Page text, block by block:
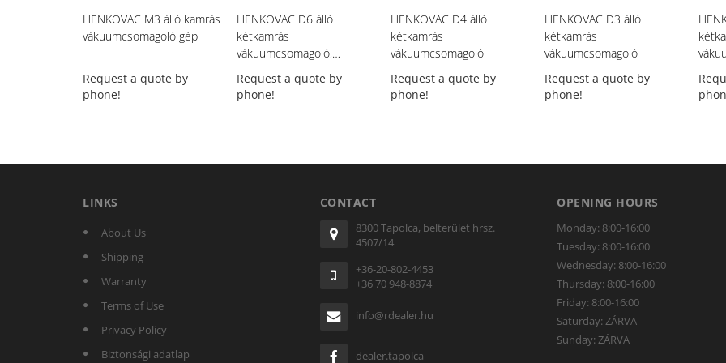
HENKOVAC M3 álló kamrás
vákuumcsomagoló gép
Request a quote by
phone!
HENKOVAC D6 álló
kétkamrás
vákuumcsomagoló,
Request a quote by
phone!
HENKOVAC D4 álló
kétkamrás
vákuumcsomagoló
Request a quote by
phone!
HENKOVAC D3 álló
kétkamrás
vákuumcsomagoló
Request a quote by
phone!
LINKS
About Us
Shipping
Warranty
Terms of Use
Privacy Policy
Biztonsági adatlap
CONTACT
8300 Tapolca, belterület hrsz.
4507/14
+36-20-802-4453
+36 70 948-8874
info@rdealer.hu
dealer.tapolca
OPENING HOURS
Monday: 8:00-16:00
Tuesday: 8:00-16:00
Wednesday: 8:00-16:00
Thursday: 8:00-16:00
Friday: 8:00-16:00
Saturday: ZÁRVA
Sunday: ZÁRVA